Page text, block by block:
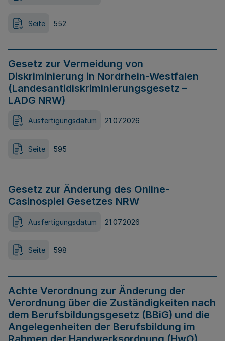
Seite 552
Gesetz zur Vermeidung von
Diskriminierung in Nordrhein-Westfalen
(Landesantidiskriminierungsgesetz –
LADG NRW)
Ausfertigungsdatum 21.07.2026
Seite 595
Gesetz zur Änderung des Online-
Casinospiel Gesetzes NRW
Ausfertigungsdatum 21.07.2026
Seite 598
Achte Verordnung zur Änderung der
Verordnung über die Zuständigkeiten nach
dem Berufsbildungsgesetz (BBiG) und die
Angelegenheiten der Berufsbildung im